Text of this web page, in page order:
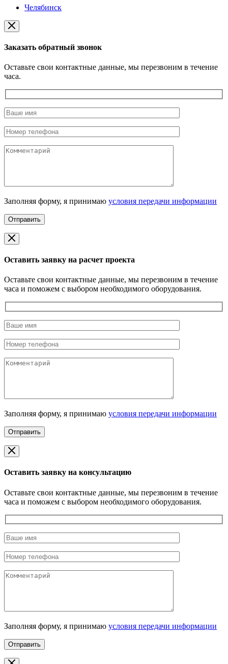
Челябинск
Заказать обратный звонок
Оставьте свои контактные данные, мы перезвоним в течение
часа.
Заполняя форму, я принимаю условия передачи информации
Оставить заявку на расчет проекта
Оставьте свои контактные данные, мы перезвоним в течение
часа и поможем с выбором необходимого оборудования.
Заполняя форму, я принимаю условия передачи информации
Оставить заявку на консультацию
Оставьте свои контактные данные, мы перезвоним в течение
часа и поможем с выбором необходимого оборудования.
Заполняя форму, я принимаю условия передачи информации